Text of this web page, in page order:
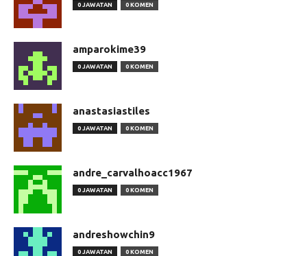
0 JAWATAN 0 KOMEN
amparokime39
0 JAWATAN 0 KOMEN
anastasiastiles
0 JAWATAN 0 KOMEN
andre_carvalhoacc1967
0 JAWATAN 0 KOMEN
andreshowchin9
0 JAWATAN 0 KOMEN